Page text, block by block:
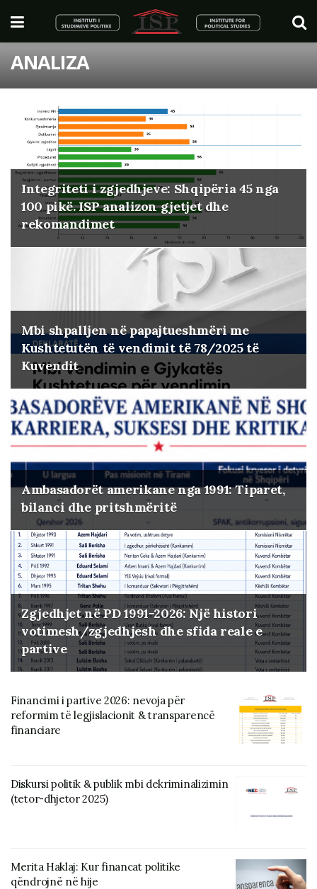
ANALIZA
Integriteti i zgjedhjeve: Shqipëria 45 nga
100 pikë. ISP analizon gjetjet dhe
rekomandimet
Mbi shpalljen në papajtueshmëri me
Kushtetutën të vendimit të 78/2025 të
Kuvendit
Ambasadorët amerikane nga 1991: Tiparet,
bilanci dhe pritshmëritë
Zgjedhjet në PD 1991-2026: Një histori
votimesh/zgjedhjesh dhe sfida reale e
partive
Financimi i partive 2026: nevoja për
reformim të legjislacionit & transparencë
financiare
Diskursi politik & publik mbi dekriminalizimin
(tetor-dhjetor 2025)
Merita Haklaj: Kur financat politike
qëndrojnë në hije